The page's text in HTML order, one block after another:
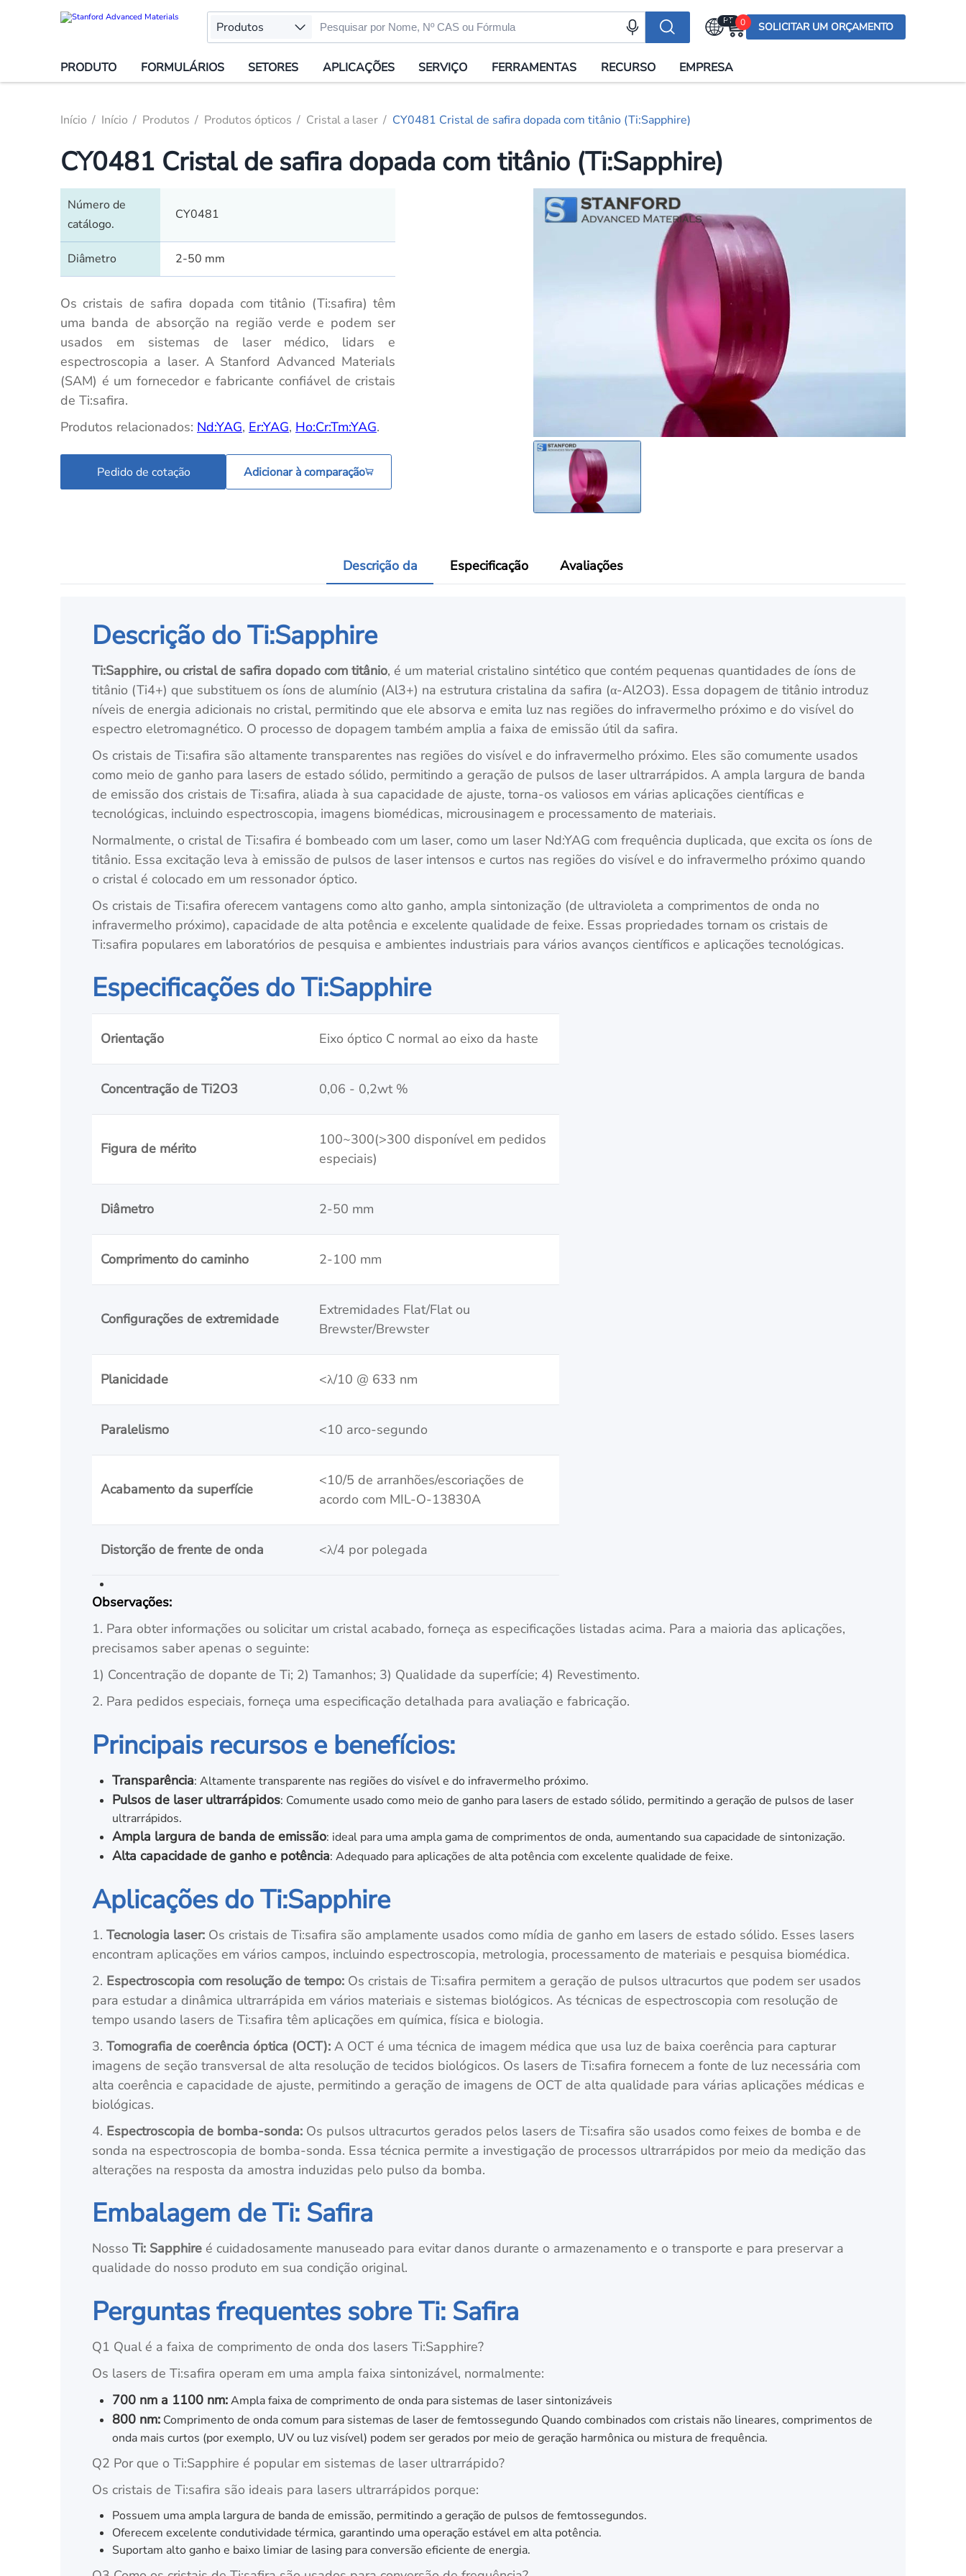
Produtos PT
English (US)
Española
Deutsch
Français
日本語
Русский
한국어
Português
Nederland
Polska
Sverige
भारत
0 SOLICITAR UM ORÇAMENTO
PRODUTO FORMULÁRIOS SETORES APLICAÇÕES SERVIÇO FERRAMENTAS RECURSO EMPRESA
Início Início Produtos Produtos ópticos Cristal a laser CY0481 Cristal de safira dopada com titânio (Ti:Sapphire)
CY0481 Cristal de safira dopada com titânio (Ti:Sapphire)
Número de
catálogo.
CY0481
Diâmetro 2-50 mm
Os cristais de safira dopada com titânio (Ti:safira) têm
uma banda de absorção na região verde e podem ser
usados em sistemas de laser médico, lidars e
espectroscopia a laser. A Stanford Advanced Materials
(SAM) é um fornecedor e fabricante confiável de cristais
de Ti:safira.
Produtos relacionados: Nd:YAG, Er:YAG, Ho:Cr:Tm:YAG.
Pedido de cotação Adicionar à comparação
Descrição da Especificação Avaliações
Descrição do Ti:Sapphire
Ti:Sapphire, ou cristal de safira dopado com titânio, é um material cristalino sintético que contém pequenas quantidades de íons de
titânio (Ti4+) que substituem os íons de alumínio (Al3+) na estrutura cristalina da safira (α-Al2O3). Essa dopagem de titânio introduz
níveis de energia adicionais no cristal, permitindo que ele absorva e emita luz nas regiões do infravermelho próximo e do visível do
espectro eletromagnético. O processo de dopagem também amplia a faixa de emissão útil da safira.
Os cristais de Ti:safira são altamente transparentes nas regiões do visível e do infravermelho próximo. Eles são comumente usados
como meio de ganho para lasers de estado sólido, permitindo a geração de pulsos de laser ultrarrápidos. A ampla largura de banda
de emissão dos cristais de Ti:safira, aliada à sua capacidade de ajuste, torna-os valiosos em várias aplicações científicas e
tecnológicas, incluindo espectroscopia, imagens biomédicas, microusinagem e processamento de materiais.
Normalmente, o cristal de Ti:safira é bombeado com um laser, como um laser Nd:YAG com frequência duplicada, que excita os íons de
titânio. Essa excitação leva à emissão de pulsos de laser intensos e curtos nas regiões do visível e do infravermelho próximo quando
o cristal é colocado em um ressonador óptico.
Os cristais de Ti:safira oferecem vantagens como alto ganho, ampla sintonização (de ultravioleta a comprimentos de onda no
infravermelho próximo), capacidade de alta potência e excelente qualidade de feixe. Essas propriedades tornam os cristais de
Ti:safira populares em laboratórios de pesquisa e ambientes industriais para vários avanços científicos e aplicações tecnológicas.
Especificações do Ti:Sapphire
Orientação Eixo óptico C normal ao eixo da haste
Concentração de Ti2O3 0,06 - 0,2wt %
Figura de mérito
100~300(>300 disponível em pedidos
especiais)
Diâmetro 2-50 mm
Comprimento do caminho 2-100 mm
Configurações de extremidade
Extremidades Flat/Flat ou
Brewster/Brewster
Planicidade <λ/10 @ 633 nm
Paralelismo <10 arco-segundo
Acabamento da superfície
<10/5 de arranhões/escoriações de
acordo com MIL-O-13830A
Distorção de frente de onda <λ/4 por polegada
Observações:
1. Para obter informações ou solicitar um cristal acabado, forneça as especificações listadas acima. Para a maioria das aplicações,
precisamos saber apenas o seguinte:
1) Concentração de dopante de Ti; 2) Tamanhos; 3) Qualidade da superfície; 4) Revestimento.
2. Para pedidos especiais, forneça uma especificação detalhada para avaliação e fabricação.
Principais recursos e benefícios:
Transparência: Altamente transparente nas regiões do visível e do infravermelho próximo.
Pulsos de laser ultrarrápidos: Comumente usado como meio de ganho para lasers de estado sólido, permitindo a geração de pulsos de laser
ultrarrápidos.
Ampla largura de banda de emissão: ideal para uma ampla gama de comprimentos de onda, aumentando sua capacidade de sintonização.
Alta capacidade de ganho e potência: Adequado para aplicações de alta potência com excelente qualidade de feixe.
Aplicações do Ti:Sapphire
1.Tecnologia laser: Os cristais de Ti:safira são amplamente usados como mídia de ganho em lasers de estado sólido. Esses lasers
encontram aplicações em vários campos, incluindo espectroscopia, metrologia, processamento de materiais e pesquisa biomédica.
2. Espectroscopia com resolução de tempo: Os cristais de Ti:safira permitem a geração de pulsos ultracurtos que podem ser usados
para estudar a dinâmica ultrarrápida em vários materiais e sistemas biológicos. As técnicas de espectroscopia com resolução de
tempo usando lasers de Ti:safira têm aplicações em química, física e biologia.
3.Tomografia de coerência óptica (OCT): A OCT é uma técnica de imagem médica que usa luz de baixa coerência para capturar
imagens de seção transversal de alta resolução de tecidos biológicos. Os lasers de Ti:safira fornecem a fonte de luz necessária com
alta coerência e capacidade de ajuste, permitindo a geração de imagens de OCT de alta qualidade para várias aplicações médicas e
biológicas.
4. Espectroscopia de bomba-sonda: Os pulsos ultracurtos gerados pelos lasers de Ti:safira são usados como feixes de bomba e de
sonda na espectroscopia de bomba-sonda. Essa técnica permite a investigação de processos ultrarrápidos por meio da medição das
alterações na resposta da amostra induzidas pelo pulso da bomba.
Embalagem de Ti: Safira
NossoTi: Sapphire é cuidadosamente manuseado para evitar danos durante o armazenamento e o transporte e para preservar a
qualidade do nosso produto em sua condição original.
Perguntas frequentes sobre Ti: Safira
Q1 Qual é a faixa de comprimento de onda dos lasers Ti:Sapphire?
Os lasers de Ti:safira operam em uma ampla faixa sintonizável, normalmente:
700 nm a 1100 nm:Ampla faixa de comprimento de onda para sistemas de laser sintonizáveis
800 nm: Comprimento de onda comum para sistemas de laser de femtossegundo Quando combinados com cristais não lineares, comprimentos de
onda mais curtos (por exemplo, UV ou luz visível) podem ser gerados por meio de geração harmônica ou mistura de frequência.
Q2 Por que o Ti:Sapphire é popular em sistemas de laser ultrarrápido?
Os cristais de Ti:safira são ideais para lasers ultrarrápidos porque:
Possuem uma ampla largura de banda de emissão, permitindo a geração de pulsos de femtossegundos.
Oferecem excelente condutividade térmica, garantindo uma operação estável em alta potência.
Suportam alto ganho e baixo limiar de lasing para conversão eficiente de energia.